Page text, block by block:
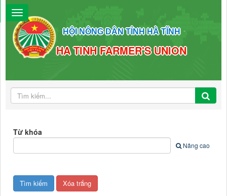
HỘI NÔNG DÂN TỈNH HÀ TĨNH
HA TINH FARMER'S UNION
Từ khóa
Nâng cao